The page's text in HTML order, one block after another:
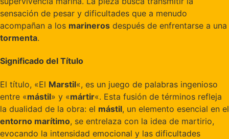
sensación de pesar y dificultades que a menudo
acompañan a los marineros después de enfrentarse a una
tormenta.
Significado del Título
El título, «El Marstil«, es un juego de palabras ingenioso
entre «mástil» y «mártir«. Esta fusión de términos refleja
la dualidad de la obra: el mástil, un elemento esencial en el
entorno marítimo, se entrelaza con la idea de martirio,
evocando la intensidad emocional y las dificultades